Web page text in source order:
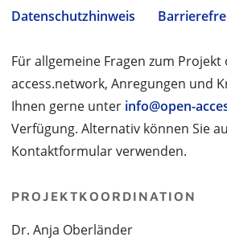
Datenschutzhinweis
Für allgemeine Fragen zum Projekt
access.network, Anregungen und
Ihnen gerne unter info@open-
Verfügung. Alternativ können Sie
Kontaktformular verwenden.
PROJEKTKOORDINATION
Dr. Anja Oberländer